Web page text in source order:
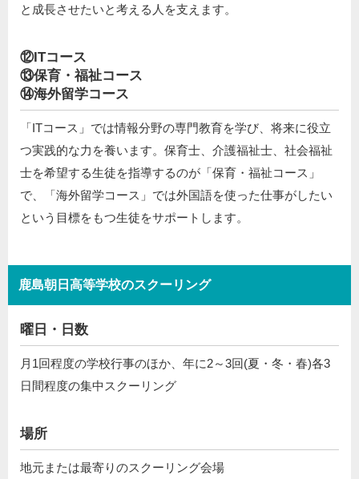
と成長させたいと考える人を支えます。
⑫ITコース
⑬保育・福祉コース
⑭海外留学コース
「ITコース」では情報分野の専門教育を学び、将来に役立
つ実践的な力を養います。保育士、介護福祉士、社会福祉
士を希望する生徒を指導するのが「保育・福祉コース」
で、「海外留学コース」では外国語を使った仕事がしたい
という目標をもつ生徒をサポートします。
鹿島朝日高等学校のスクーリング
曜日・日数
月1回程度の学校行事のほか、年に2～3回(夏・冬・春)各3
日間程度の集中スクーリング
場所
地元または最寄りのスクーリング会場